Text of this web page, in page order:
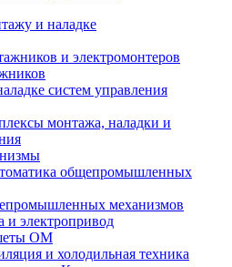
и наладке
и электромонтеров
систем управления
монтажа, наладки и
общепромышленных
механизмов
электропривод
ОМ
и холодильная техника